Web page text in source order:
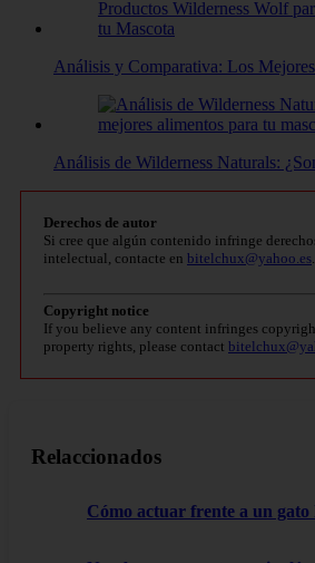
Análisis y Comparativa: Los
Análisis de Wilderness Naturals:
Derechos de autor
Si cree que algún contenido infringe
intelectual, contacte en bitelchux@yahoo.es.
Copyright notice
If you believe any content infringes
property rights, please contact
Relaccionados
Cómo actuar frente a un gato